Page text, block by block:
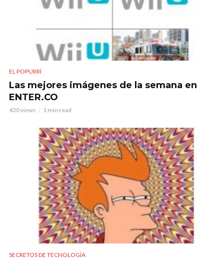
EL POPURRÍ
Las mejores imágenes de la semana en
ENTER.CO
430 views 1 min read
SECRETOS DE TECNOLOGÍA